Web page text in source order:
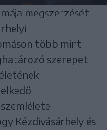
megszerzését
több mint
szerepet
Kézdivásárhely és